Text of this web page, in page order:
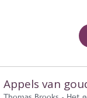
Appels van